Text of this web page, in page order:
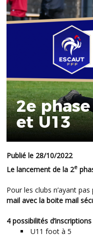
2e
et U13
Publié le 28/10/2022
Le lancement de la 2e
Pour les clubs n’ayant
mail avec la boite mail
4 possibilités d’inscriptions
U11 foot à 5